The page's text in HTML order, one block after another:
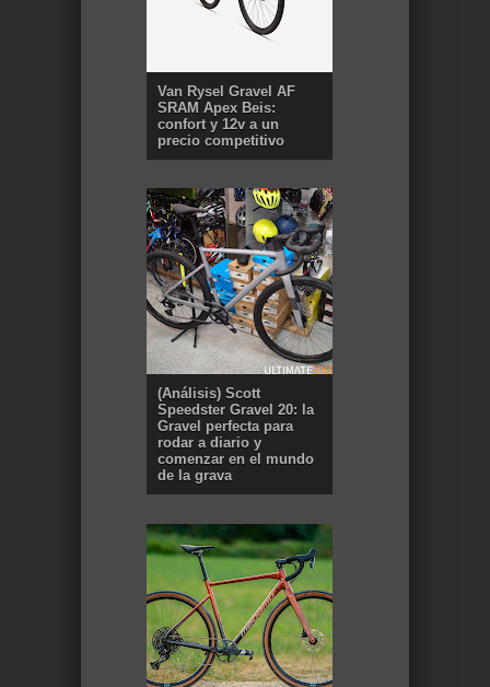
Van Rysel Gravel AF
SRAM Apex Beis:
confort y 12v a un
precio competitivo
(Análisis) Scott
Speedster Gravel 20: la
Gravel perfecta para
rodar a diario y
comenzar en el mundo
de la grava